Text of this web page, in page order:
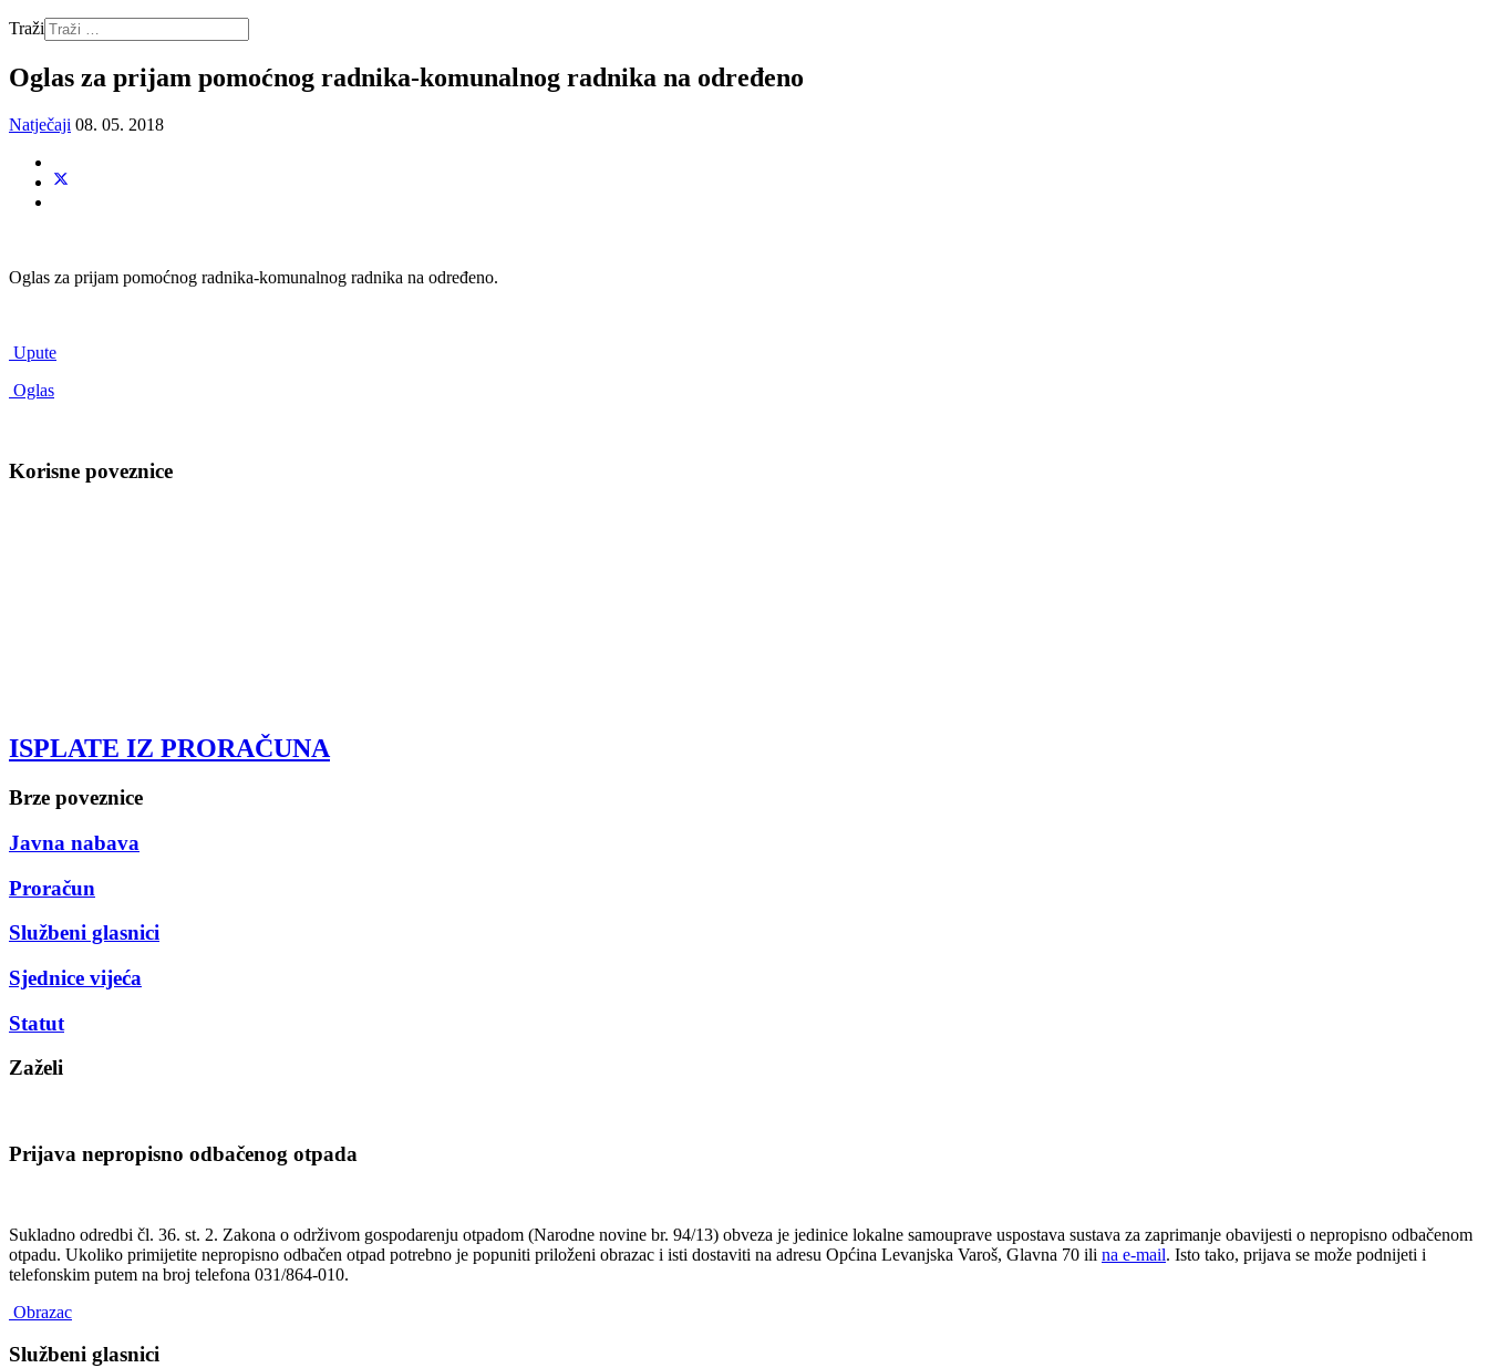
Traži
Oglas za prijam pomoćnog radnika-komunalnog radnika na određeno
Natječaji 08. 05. 2018
Oglas za prijam pomoćnog radnika-komunalnog radnika na određeno.
Upute
Oglas
Korisne poveznice
ISPLATE IZ PRORAČUNA
Brze poveznice
Javna nabava
Proračun
Službeni glasnici
Sjednice vijeća
Statut
Zaželi
Prijava nepropisno odbačenog otpada
Sukladno odredbi čl. 36. st. 2. Zakona o održivom gospodarenju otpadom (Narodne novine br. 94/13) obveza je jedinice lokalne samouprave uspostava sustava za zaprimanje obavijesti o nepropisno odbačenom
otpadu. Ukoliko primijetite nepropisno odbačen otpad potrebno je popuniti priloženi obrazac i isti dostaviti na adresu Općina Levanjska Varoš, Glavna 70 ili na e-mail. Isto tako, prijava se može podnijeti i
telefonskim putem na broj telefona 031/864-010.
Obrazac
Službeni glasnici